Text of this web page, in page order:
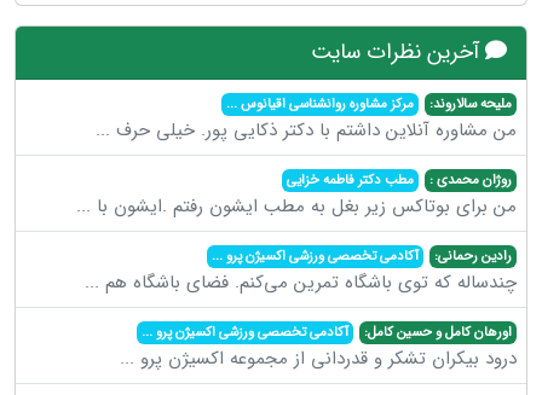
آخرین نظرات سایت
ملیحه سالاروند: مرکز مشاوره روانشناسی اقیانوس...
من مشاوره آنلاین داشتم با دکتر ذکایی پور. خیلی حرف ...
روژان محمدی : مطب دکتر فاطمه خزایی
من برای بوتاکس زیر بغل به مطب ایشون رفتم .ایشون با ...
رادین رحمانی: آکادمی تخصصی ورزشی اکسیژن پرو...
چندساله که توی باشگاه تمرین می‌کنم. فضای باشگاه هم ...
اورهان کامل و حسین کامل: آکادمی تخصصی ورزشی اکسیژن پرو...
درود بیکران تشکر و قدردانی از مجموعه اکسیژن پرو ...